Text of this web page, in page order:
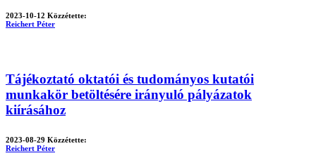
2023-10-12 Közzétette:
Reichert Péter
Tájékoztató oktatói és tudományos kutatói
munkakör betöltésére irányuló pályázatok
kiírásához
2023-08-29 Közzétette:
Reichert Péter